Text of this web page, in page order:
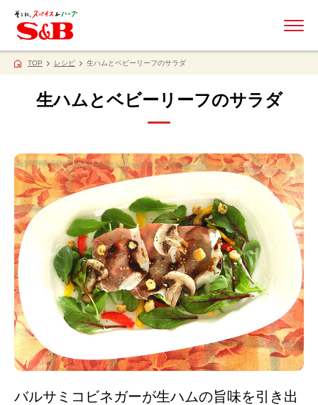
TOP レシピ 生ハムとベビーリーフのサラダ
生ハムとベビーリーフのサラダ
バルサミコビネガーが生ハムの旨味を引き出